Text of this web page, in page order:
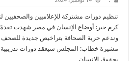
تنظيم دورات مشتركة للإعلاميين والصحفيين
كرم جبر: أوضاع الإنسان في مصر شهدت تقدمًا
وندعم حرية الصحافة بتراخيص جديدة للصحف
مشيرة خطاب: المجلس سيعقد دورات تدريبية
بحقوق الإنسان